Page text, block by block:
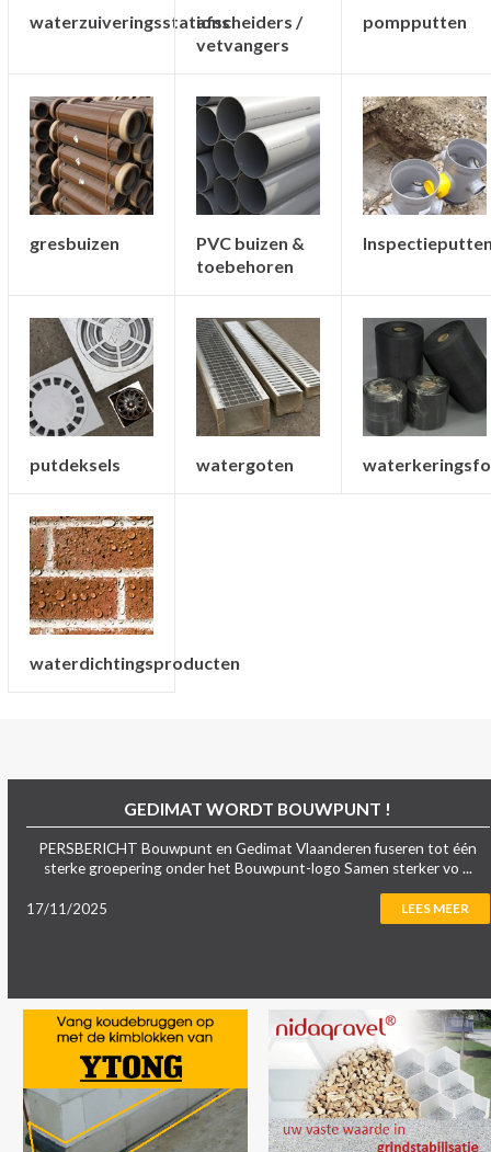
waterzuiveringsstationsafscheiders /
vetvangers
pompputten
gresbuizen
PVC buizen &
toebehoren
putdeksels watergoten
waterdichtingsproducten
GEDIMAT WORDT BOUWPUNT !
PERSBERICHT Bouwpunt en Gedimat Vlaanderen fuseren tot één
sterke groepering onder het Bouwpunt-logo Samen sterker vo ...
17/11/2025 LEES MEER